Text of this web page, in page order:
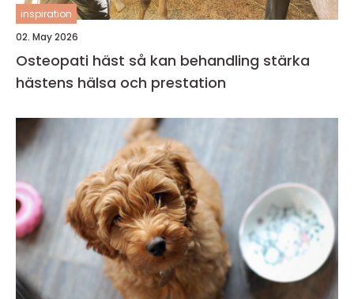
inspiration
02. May 2026
Osteopati häst så kan behandling stärka
hästens hälsa och prestation